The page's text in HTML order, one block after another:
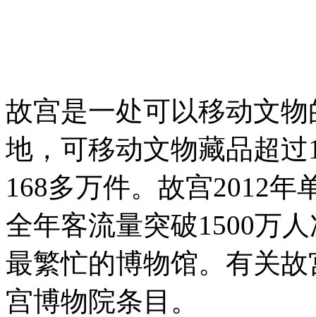
故宫是一处可以移动文
地，可移动文物藏品超
168多万件。故宫2012年
全年客流量突破1500万
最繁忙的博物馆。有关
宫博物院条目。